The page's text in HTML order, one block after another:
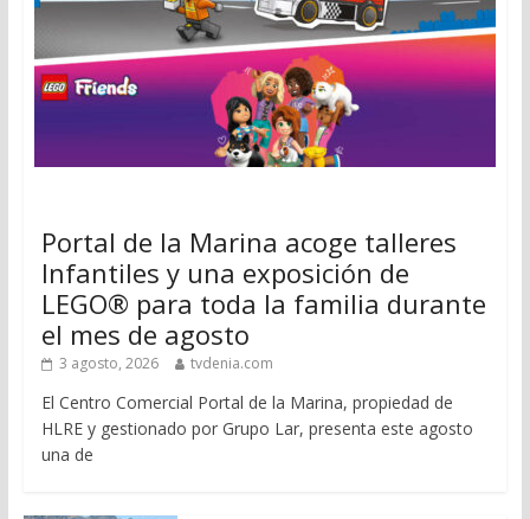
Portal de la Marina acoge talleres
Infantiles y una exposición de
LEGO® para toda la familia durante
el mes de agosto
3 agosto, 2026 tvdenia.com
El Centro Comercial Portal de la Marina, propiedad de
HLRE y gestionado por Grupo Lar, presenta este agosto
una de